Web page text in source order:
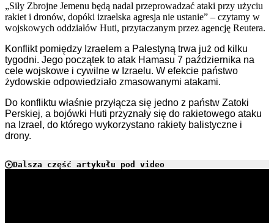
„Siły Zbrojne Jemenu będą nadal przeprowadzać ataki przy użyciu
rakiet i dronów, dopóki izraelska agresja nie ustanie” – czytamy w
wojskowych oddziałów Huti, przytaczanym przez agencję Reutera.
Konflikt pomiędzy Izraelem a Palestyną trwa już od kilku
tygodni. Jego początek to atak Hamasu 7 października na
cele wojskowe i cywilne w Izraelu. W efekcie państwo
żydowskie odpowiedziało zmasowanymi atakami.
Do konfliktu właśnie przyłącza się jedno z państw Zatoki
Perskiej, a bojówki Huti przyznały się do rakietowego ataku
na Izrael, do którego wykorzystano rakiety balistyczne i
drony.
Dalsza część artykułu pod video